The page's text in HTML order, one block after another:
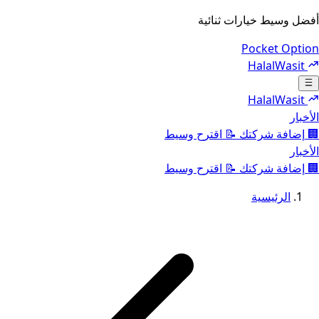
أفضل وسيط خيارات ثنائية
Pocket Option
HalalWasit
Toggle navigation menu
HalalWasit
الأخبار
🏢 إضافة شركتك 📝 اقترح وسيط
الأخبار
🏢 إضافة شركتك 📝 اقترح وسيط
الرئيسية